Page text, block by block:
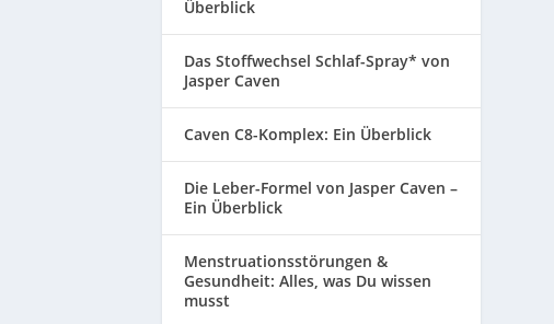
Überblick
Das Stoffwechsel Schlaf-Spray* von
Jasper Caven
Caven C8-Komplex: Ein Überblick
Die Leber-Formel von Jasper Caven –
Ein Überblick
Menstruationsstörungen &
Gesundheit: Alles, was Du wissen
musst